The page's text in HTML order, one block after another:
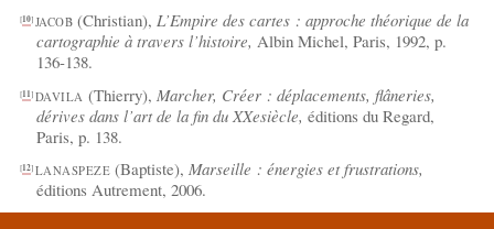
[10] JACOB (Christian),L’Empire des cartes : approche théorique de la
cartographie à travers l’histoire, Albin Michel, Paris, 1992, p.
136-138.
[11 ] DAVILA (Thierry), Marcher, Créer : déplacements, flâneries,
dérives dans l’art de la fin du XXesiècle, éditions du Regard,
Paris, p. 138.
[12] LANASPEZE (Baptiste),Marseille : énergies et frustrations,
éditions Autrement, 2006.